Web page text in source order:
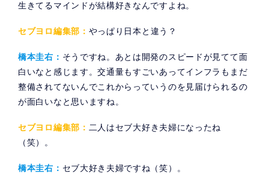
生きてるマインドが結構好きなんですよね。
セブヨロ編集部： やっぱり日本と違う？
橋本圭右： そうですね。あとは開発のスピードが見てて面
白いなと感じます。交通量もすごいあってインフラもまだ
整備されてないんでこれからっていうのを見届けられるの
が面白いなと思いますね。
セブヨロ編集部： 二人はセブ大好き夫婦になったね
（笑）。
橋本圭右： セブ大好き夫婦ですね（笑）。